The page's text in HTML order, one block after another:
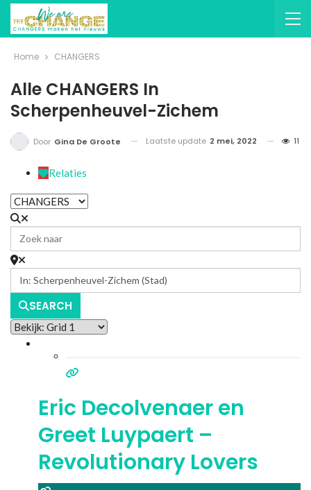
Home CHANGERS
Alle CHANGERS In
Scherpenheuvel-Zichem
Door Gina De Groote Laatste update 2 mei, 2022 11
Relaties
SEARCH
Eric Decolvenaer en
Greet Luypaert –
Revolutionary Lovers